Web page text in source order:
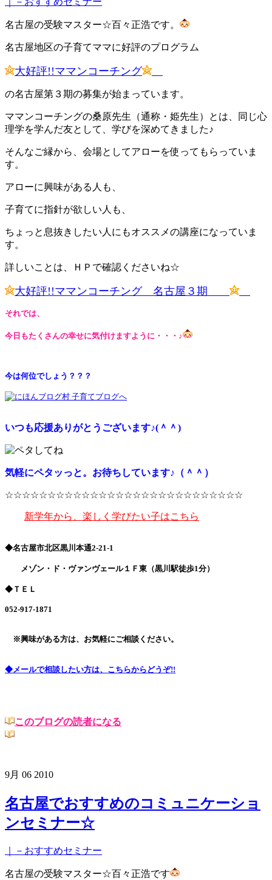
名古屋の受験マスター☆百々正浩です。
名古屋地区の子育てママに好評のプログラム
大好評!!ママンコーチング
の名古屋第３期の募集が始まっています。
ママンコーチングの桑原先生（通称・姫先生）とは、同じ心
理学を学んだ友として、学びを深めてきました♪
そんなご縁から、会場としてアローを使ってもらっていま
す。
アローに興味がある人も、
子育てに指針が欲しい人も、
ちょっと息抜きしたい人にもオススメの講座になっていま
す。
詳しいことは、ＨＰで確認くださいね☆
大好評!!ママンコーチング 名古屋３期
それでは、
今日もたくさんの幸せに気付けますように・・・♪
今は何位でしょう？？？
いつも応援ありがとうございます♪(＾＾)
気軽にペタッっと。お待ちしています♪（＾＾）
☆☆☆☆☆☆☆☆☆☆☆☆☆☆☆☆☆☆☆☆☆☆☆☆☆☆☆☆
新学年から、楽しく学びたい子はこちら
◆名古屋市北区黒川本通2-21-1
メゾン・ド・ヴァンヴェール１Ｆ東（黒川駅徒歩1分）
◆ＴＥＬ
052-917-1871
※興味がある方は、お気軽にご相談ください。
◆メールで相談したい方は、こちらからどうぞ!!
このブログの読者になる
9月 06 2010
名古屋でおすすめのコミュニケーショ
ンセミナー☆
｜－おすすめセミナー
名古屋の受験マスター☆百々正浩です